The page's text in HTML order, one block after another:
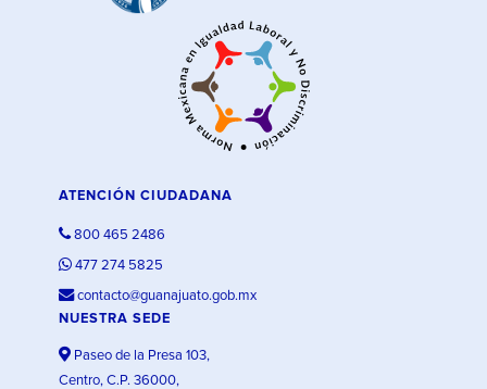
ATENCIÓN CIUDADANA
800 465 2486
477 274 5825
contacto@guanajuato.gob.mx
NUESTRA SEDE
Paseo de la Presa 103,
Centro, C.P. 36000,